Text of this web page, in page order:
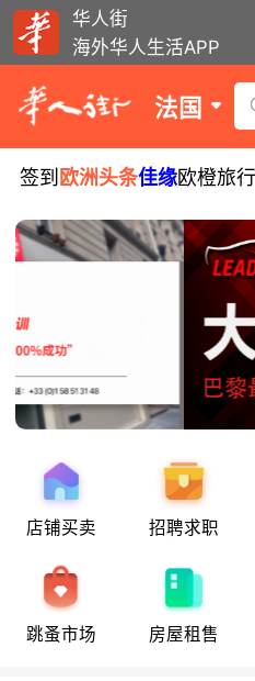
华人街
海外华人生活APP
法国
签到 欧洲头条佳缘欧橙旅行
店铺买卖 招聘求职
跳蚤市场 房屋租售
八月十五警